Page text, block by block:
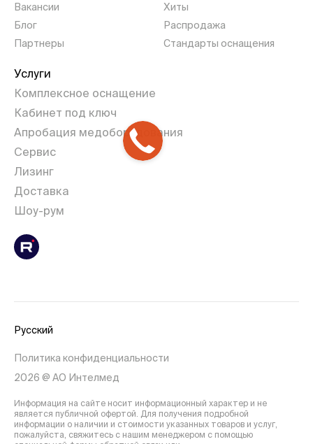
Вакансии
Блог
Партнеры
Хиты
Распродажа
Стандарты оснащения
Услуги
Комплексное оснащение
Кабинет под ключ
Апробация медоборудования
Сервис
Лизинг
Доставка
Шоу-рум
Русский
Политика конфиденциальности
2026 @ АО Интелмед
Информация на сайте носит информационный характер и не
является публичной офертой. Для получения подробной
информации о наличии и стоимости указанных товаров и услуг,
пожалуйста, свяжитесь с нашим менеджером с помощью